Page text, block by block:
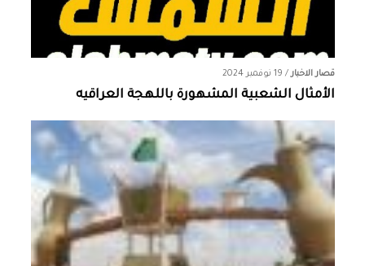
قصار الاخبار/ 19 نوفمبر 2024
الأمثال الشعبية المشهورة باللهجة العراقيه